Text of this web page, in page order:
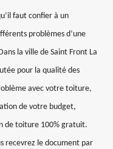
faut confier à un
problèmes d’une
la ville de Saint Front La
pour la qualité des
avec votre toiture,
de votre budget,
de toiture 100% gratuit.
recevrez le document par